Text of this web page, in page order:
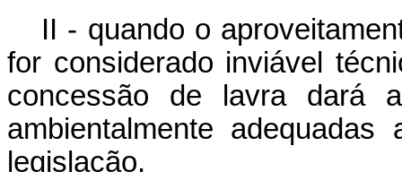
II - quando o
for considerado inviável
concessão de lavra dará
ambientalmente
legislação.